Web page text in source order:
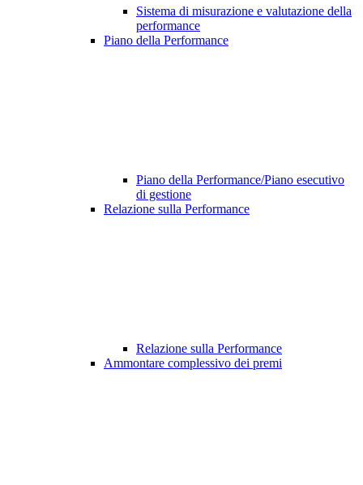
Sistema di misurazione e valutazione della
performance
Piano della Performance
Piano della Performance/Piano esecutivo
di gestione
Relazione sulla Performance
Relazione sulla Performance
Ammontare complessivo dei premi